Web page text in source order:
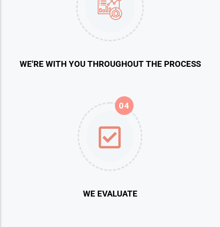
WE'RE WITH YOU THROUGHOUT THE PROCESS
04
WE EVALUATE